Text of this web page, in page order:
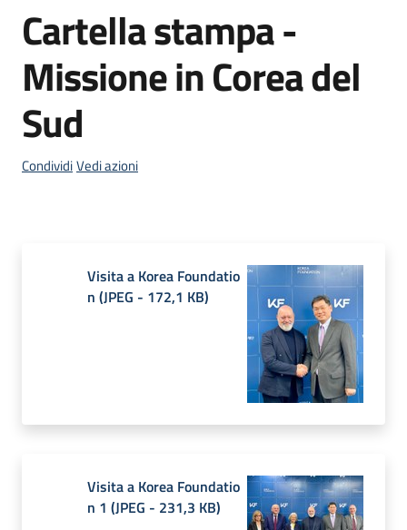
di
informazione
e
comunicazione
Seguici
Salta al contenuto
Cartella stampa -
Missione in Corea del
Sud
CondividiVedi azioni
Visita a Korea Foundatio
n (JPEG - 172,1 KB)
Visita a Korea Foundatio
n 1 (JPEG - 231,3 KB)